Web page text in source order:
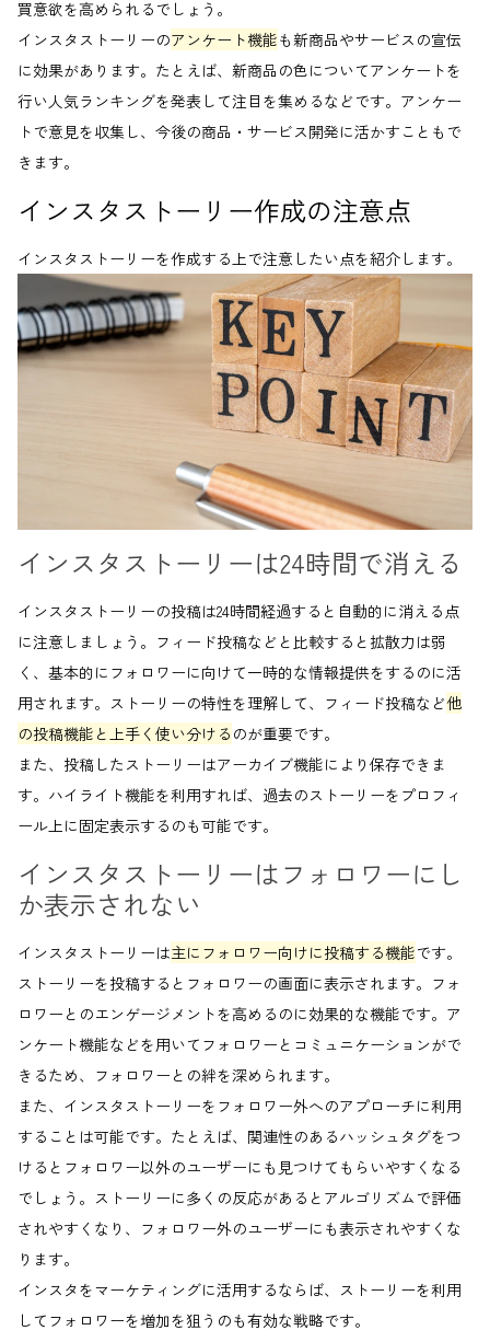
買意欲を高められるでしょう。
インスタストーリーのアンケート機能も新商品やサービスの宣伝
に効果があります。たとえば、新商品の色についてアンケートを
行い人気ランキングを発表して注目を集めるなどです。アンケー
トで意見を収集し、今後の商品・サービス開発に活かすこともで
きます。
インスタストーリー作成の注意点
インスタストーリーを作成する上で注意したい点を紹介します。
インスタストーリーは24時間で消える
インスタストーリーの投稿は24時間経過すると自動的に消える点
に注意しましょう。フィード投稿などと比較すると拡散力は弱
く、基本的にフォロワーに向けて一時的な情報提供をするのに活
用されます。ストーリーの特性を理解して、フィード投稿など他
の投稿機能と上手く使い分ける のが重要です。
また、投稿したストーリーはアーカイブ機能により保存できま
す。ハイライト機能を利用すれば、過去のストーリーをプロフィ
ール上に固定表示するのも可能です。
インスタストーリーはフォロワーにし
か表示されない
インスタストーリーは主にフォロワー向けに投稿する機能です。
ストーリーを投稿するとフォロワーの画面に表示されます。フォ
ロワーとのエンゲージメントを高めるのに効果的な機能です。ア
ンケート機能などを用いてフォロワーとコミュニケーションがで
きるため、フォロワーとの絆を深められます。
また、インスタストーリーをフォロワー外へのアプローチに利用
することは可能です。たとえば、関連性のあるハッシュタグをつ
けるとフォロワー以外のユーザーにも見つけてもらいやすくなる
でしょう。ストーリーに多くの反応があるとアルゴリズムで評価
されやすくなり、フォロワー外のユーザーにも表示されやすくな
ります。
インスタをマーケティングに活用するならば、ストーリーを利用
してフォロワーを増加を狙うのも有効な戦略です。